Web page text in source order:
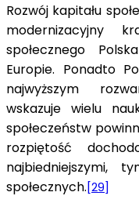
Rozwój kapitału
modernizacyjny
społecznego
Europie. Ponadto
najwyższym
wskazuje wielu
społeczeństw
rozpiętość
najbiedniejszymi,
społecznych. [29]